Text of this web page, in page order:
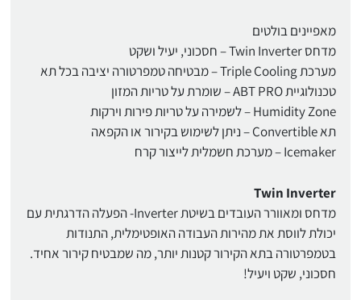
מאפיינים בולטים
מדחס Twin Inverter – חסכוני, יעיל ושקט
מערכת Triple Cooling – מבטיחה טמפרטורה יציבה בכל תא
טכנולוגיית ABT PRO – שומרת על טריות המזון
Humidity Zone – לשמירה על טריות פירות וירקות
תא Convertible – ניתן לשימוש בקירור או הקפאה
Icemaker – מערכת חשמלית לייצור קרח
Twin Inverter
מדחס ומאוורר העובדים בשיטת Inverter- הפעלה הדרגתית עם
יכולת לווסת את מהירות העבודה האופטימלית, התנודות
בטמפרטורה בתא הקירור קטנות יותר, מה שמבטיח קירור אחיד.
חסכוני, שקט ויעיל!